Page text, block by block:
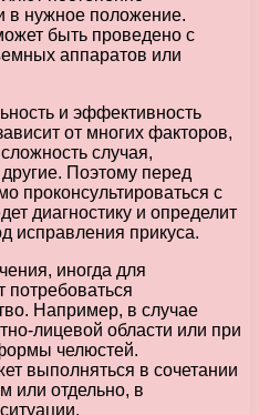
в нужное положение.
быть проведено с
аппаратов или
и эффективность
от многих факторов,
случая,
Поэтому перед
проконсультироваться с
диагностику и определит
исправления прикуса.
иногда для
потребоваться
Например, в случае
лицевой области или при
челюстей.
выполняться в сочетании
или отдельно, в